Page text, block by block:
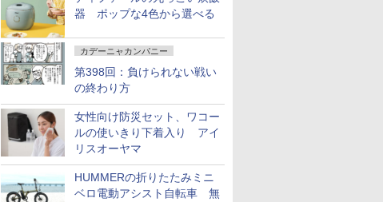
器 ポップな4色から選べる
カデーニャカンパニー
第398回：負けられない戦い
の終わり方
女性向け防災セット、ワコー
ルの使いきり下着入り アイ
リスオーヤマ
HUMMERの折りたたみミニ
ベロ電動アシスト自転車 無